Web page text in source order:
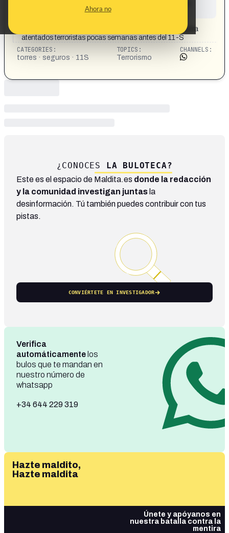
Ahora no
El dueño de las torres gemelas contrató un seguro contra
atentados terroristas pocas semanas antes del 11-S
CATEGORIES:
torres · seguros · 11S
TOPICS:
Terrorismo
CHANNELS:
¿CONOCES LA BULOTECA?
Este es el espacio de Maldita.es donde la redacción
y la comunidad investigan juntas la
desinformación. Tú también puedes contribuir con tus
pistas.
CONVIÉRTETE EN INVESTIGADOR
Verifica
automáticamente los
bulos que te mandan en
nuestro número de
whatsapp
+34 644 229 319
Hazte maldito,
Hazte maldita
Únete y apóyanos en
nuestra batalla contra la
mentira